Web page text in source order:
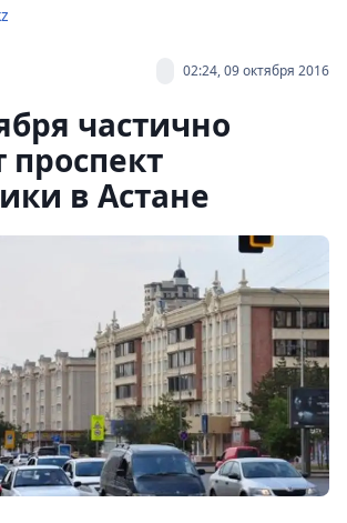
02:24, 09 октября 2016
частично
проспект
в Астане